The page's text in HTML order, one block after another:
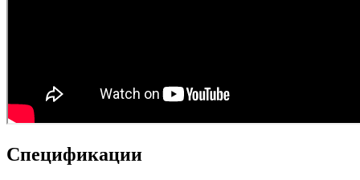
Спецификации